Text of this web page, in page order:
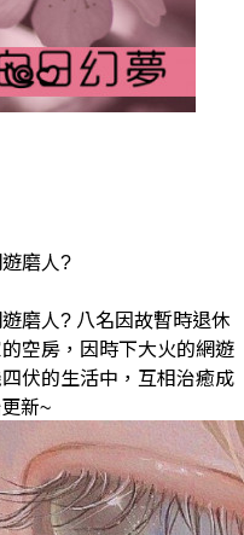
磨人?
磨人? 八名因故暫時退休
空房，因時下大火的網遊
伏的生活中，互相治癒成
新~